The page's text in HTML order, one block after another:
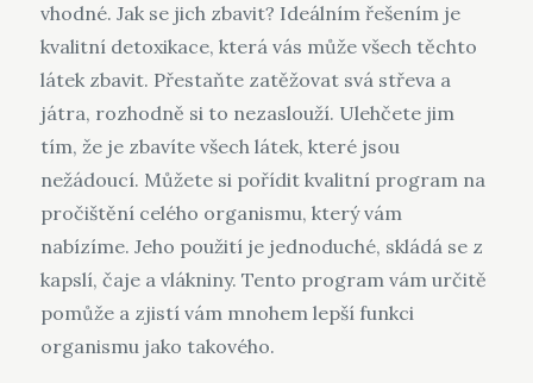
vhodné. Jak se jich zbavit? Ideálním řešením je
kvalitní detoxikace, která vás může všech těchto
látek zbavit. Přestaňte zatěžovat svá střeva a
játra, rozhodně si to nezaslouží. Ulehčete jim
tím, že je zbavíte všech látek, které jsou
nežádoucí. Můžete si pořídit kvalitní program na
pročištění celého organismu, který vám
nabízíme. Jeho použití je jednoduché, skládá se z
kapslí, čaje a vlákniny. Tento program vám určitě
pomůže a zjistí vám mnohem lepší funkci
organismu jako takového.